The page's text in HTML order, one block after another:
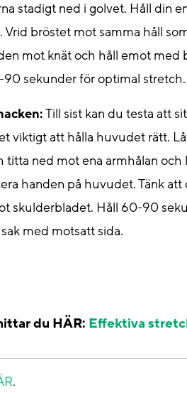
stadigt ned i golvet. Håll din
Vrid bröstet mot samma håll
mot knät och håll emot
sekunder för optimal
Till sist kan du testa att s
viktigt att hålla huvudet rätt.
ned mot ena armhålan
handen på huvudet. Tänk
skulderbladet. Håll 60-90
med motsatt sida.
du HÄR: Effektiva
.